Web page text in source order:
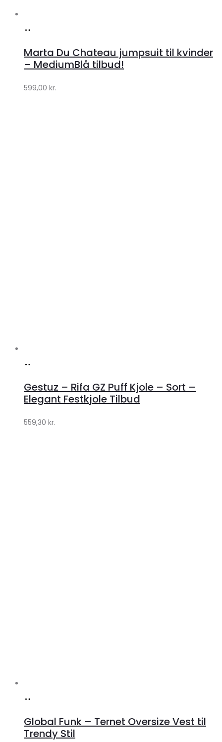
Klædeskabet.dk
Marta Du Chateau jumpsuit til kvinder
– MediumBlå tilbud!
599,00 kr.
Lykke
by
Lykke
Gestuz – Rifa GZ Puff Kjole – Sort –
Elegant Festkjole Tilbud
559,30 kr.
Lykke
Global Funk – Ternet Oversize Vest til
Trendy Stil